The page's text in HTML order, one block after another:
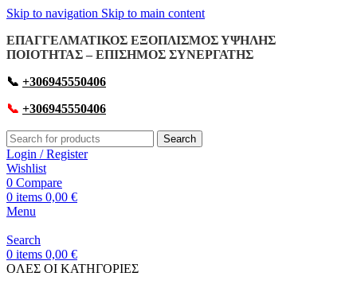
Skip to navigation Skip to main content
ΕΠΑΓΓΕΛΜΑΤΙΚΟΣ ΕΞΟΠΛΙΣΜΟΣ ΥΨΗΛΗΣ
ΠΟΙΟΤΗΤΑΣ – ΕΠΙΣΗΜΟΣ ΣΥΝΕΡΓΑΤΗΣ
📞 +306945550406
📞 +306945550406
Search
Login / Register
Wishlist
0 Compare
0 items 0,00 €
Menu
Search
0 items 0,00 €
OΛΕΣ ΟΙ ΚΑΤΗΓΟΡΙΕΣ